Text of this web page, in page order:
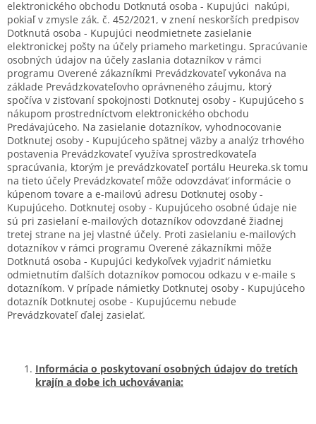
elektronického obchodu Dotknutá osoba - Kupujúci nakúpi,
pokiaľ v zmysle zák. č. 452/2021, v znení neskorších predpisov
Dotknutá osoba - Kupujúci neodmietnete zasielanie
elektronickej pošty na účely priameho marketingu. Spracúvanie
osobných údajov na účely zaslania dotazníkov v rámci
programu Overené zákazníkmi Prevádzkovateľ vykonáva na
základe Prevádzkovateľovho oprávneného záujmu, ktorý
spočíva v zisťovaní spokojnosti Dotknutej osoby - Kupujúceho s
nákupom prostredníctvom elektronického obchodu
Predávajúceho. Na zasielanie dotazníkov, vyhodnocovanie
Dotknutej osoby - Kupujúceho spätnej väzby a analýz trhového
postavenia Prevádzkovateľ využíva sprostredkovateľa
spracúvania, ktorým je prevádzkovateľ portálu Heureka.sk tomu
na tieto účely Prevádzkovateľ môže odovzdávať informácie o
kúpenom tovare a e-mailovú adresu Dotknutej osoby -
Kupujúceho. Dotknutej osoby - Kupujúceho osobné údaje nie
sú pri zasielaní e-mailových dotazníkov odovzdané žiadnej
tretej strane na jej vlastné účely. Proti zasielaniu e-mailových
dotazníkov v rámci programu Overené zákazníkmi môže
Dotknutá osoba - Kupujúci kedykoľvek vyjadriť námietku
odmietnutím ďalších dotazníkov pomocou odkazu v e-maile s
dotazníkom. V prípade námietky Dotknutej osoby - Kupujúceho
dotazník Dotknutej osobe - Kupujúcemu nebude
Prevádzkovateľ ďalej zasielať.
Informácia o poskytovaní osobných údajov do tretích
krajín a dobe ich uchovávania: